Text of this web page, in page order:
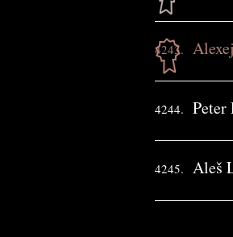
4243.
4244. Peter
4245. Aleš